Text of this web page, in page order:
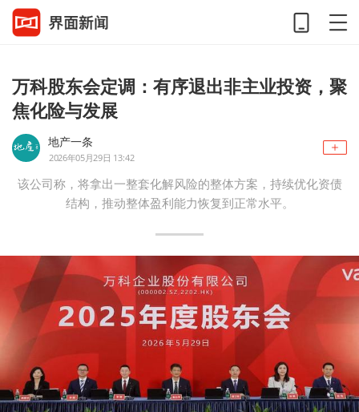
万科股东会定调：有序退出非主业投资，聚
焦化险与发展
地产一条
2026年05月29日 13:42
该公司称，将拿出一整套化解风险的整体方案，持续优化资债
结构，推动整体盈利能力恢复到正常水平。